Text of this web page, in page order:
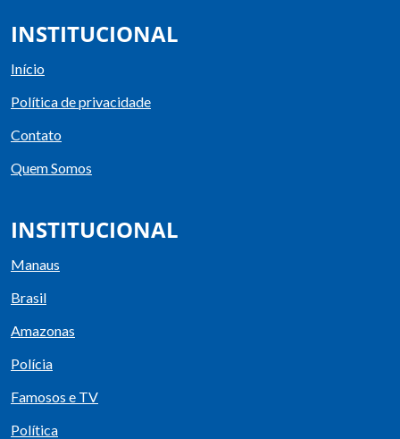
INSTITUCIONAL
Início
Política de privacidade
Contato
Quem Somos
INSTITUCIONAL
Manaus
Brasil
Amazonas
Polícia
Famosos e TV
Política